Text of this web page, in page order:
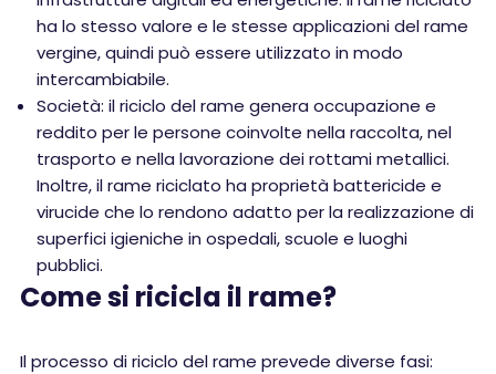
ha lo stesso valore e le stesse applicazioni del rame
vergine, quindi può essere utilizzato in modo
intercambiabile.
Società: il riciclo del rame genera occupazione e
reddito per le persone coinvolte nella raccolta, nel
trasporto e nella lavorazione dei rottami metallici.
Inoltre, il rame riciclato ha proprietà battericide e
virucide che lo rendono adatto per la realizzazione di
superfici igieniche in ospedali, scuole e luoghi
pubblici.
Come si ricicla il rame?
Il processo di riciclo del rame prevede diverse fasi: